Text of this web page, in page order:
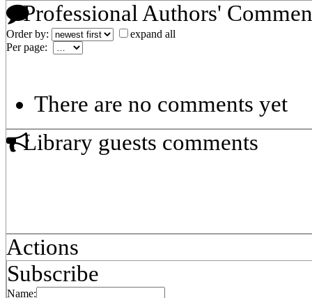
Professional Authors'
Order by:
expand all
Per page:
There are no comments yet
Library guests comments
Actions
Subscribe
Name: